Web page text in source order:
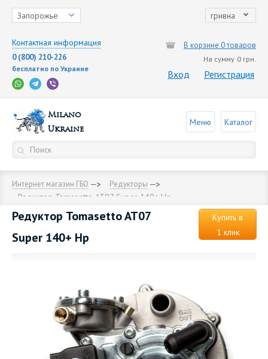
Запорожье гривна
Контактная информация
0 (800) 210-226
бесплатно по Украине
В корзине 0 товаров
На сумму 0 грн.
Вход Регистрация
Milano
Ukraine
Меню Каталог
Интернет магазин ГБО Редукторы
Редуктор Tomasetto AT07 Super 140+ Hp
Редуктор Tomasetto AT07
Super 140+ Hp
Купить в
1 клик